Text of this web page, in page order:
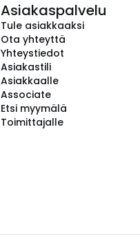
Asiakaspalvelu
Tule asiakkaaksi
Ota yhteyttä
Yhteystiedot
Asiakastili
Asiakkaalle
Associate
Etsi myymälä
Toimittajalle